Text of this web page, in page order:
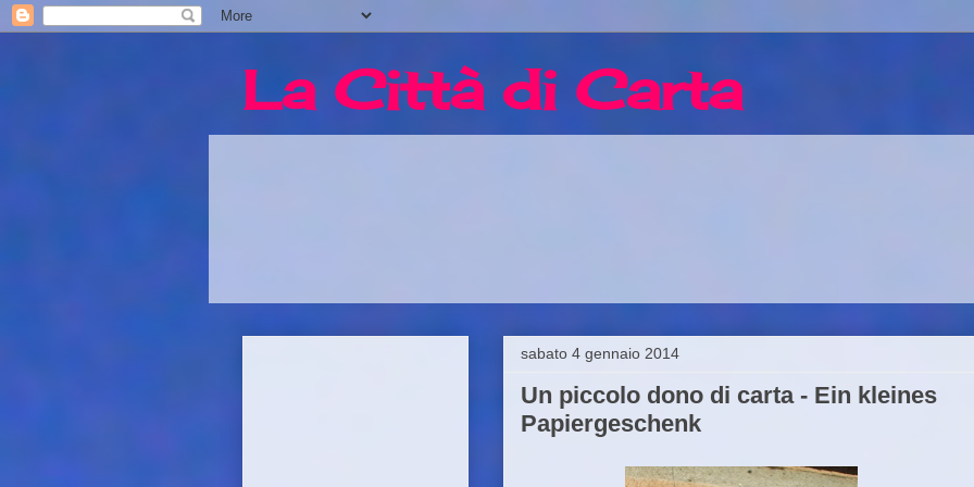
La Città di Carta
sabato 4 gennaio 2014
Un piccolo dono di carta - Ein kleines
Papiergeschenk